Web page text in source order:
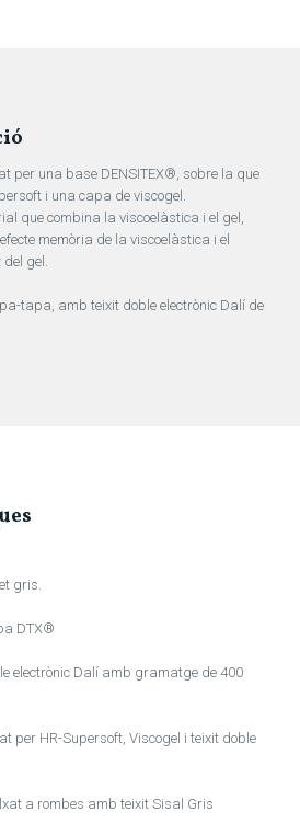
per una base DENSITEX®, sobre la que
i una capa de viscogel.
que combina la viscoelàstica i el gel,
memòria de la viscoelàstica i el
gel.
tapa, amb teixit doble electrònic Dalí de
gris.
DTX®
electrònic Dalí amb gramatge de 400
per HR-Supersoft, Viscogel i teixit doble
a rombes amb teixit Sisal Gris